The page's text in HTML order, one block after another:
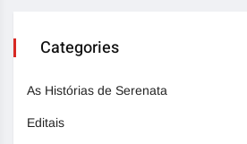
Categories
As Histórias de Serenata
Editais